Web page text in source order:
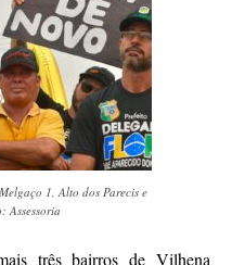
1, Alto dos Parecis e
Assessoria
três bairros de Vilhena